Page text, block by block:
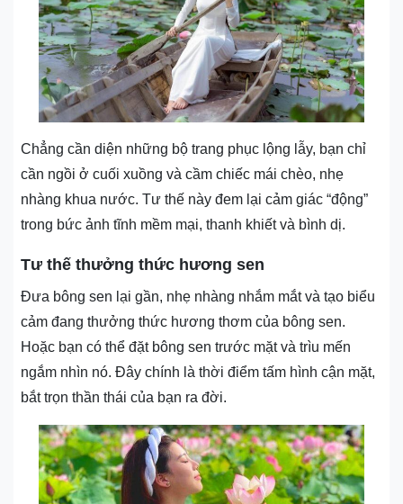
Chẳng cần diện những bộ trang phục lộng lẫy, bạn chỉ
cần ngồi ở cuối xuồng và cầm chiếc mái chèo, nhẹ
nhàng khua nước. Tư thế này đem lại cảm giác “động”
trong bức ảnh tĩnh mềm mại, thanh khiết và bình dị.
Tư thế thưởng thức hương sen
Đưa bông sen lại gần, nhẹ nhàng nhắm mắt và tạo biểu
cảm đang thưởng thức hương thơm của bông sen.
Hoặc bạn có thể đặt bông sen trước mặt và trìu mến
ngắm nhìn nó. Đây chính là thời điểm tấm hình cận mặt,
bắt trọn thần thái của bạn ra đời.